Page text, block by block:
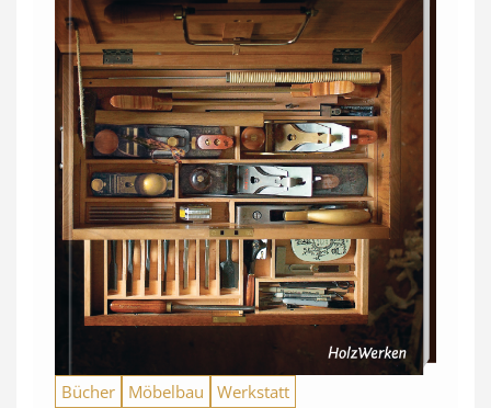
Bücher Möbelbau Werkstatt